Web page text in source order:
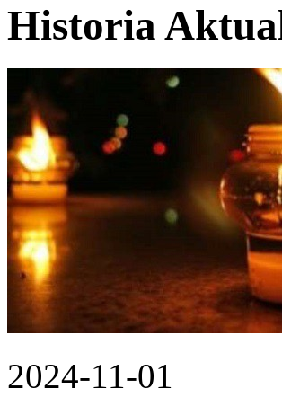
Historia
2024-11-01